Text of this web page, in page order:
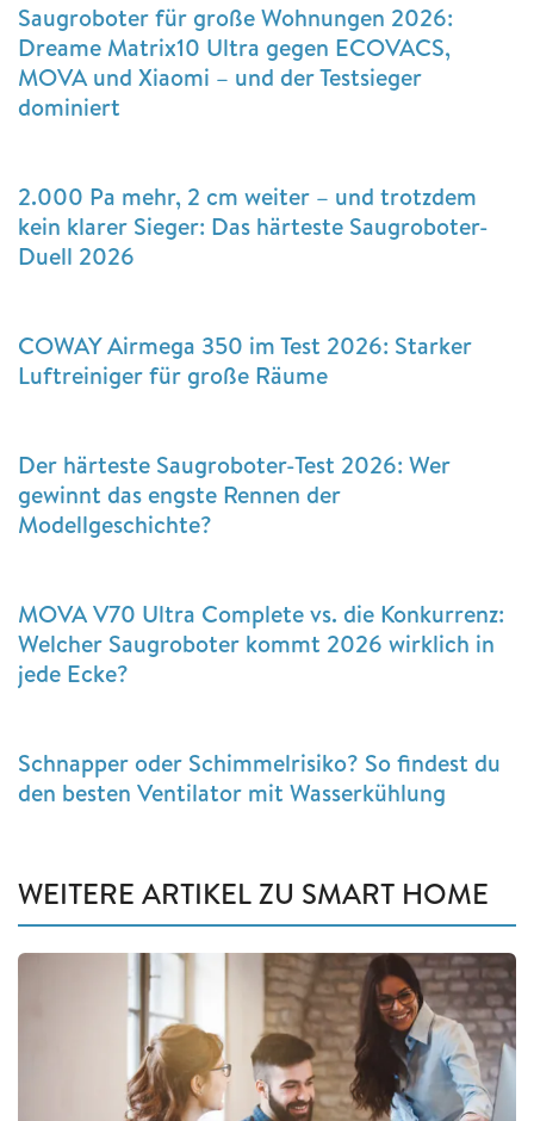
Saugroboter für große Wohnungen 2026:
Dreame Matrix10 Ultra gegen ECOVACS,
MOVA und Xiaomi – und der Testsieger
dominiert
2.000 Pa mehr, 2 cm weiter – und trotzdem
kein klarer Sieger: Das härteste Saugroboter-
Duell 2026
COWAY Airmega 350 im Test 2026: Starker
Luftreiniger für große Räume
Der härteste Saugroboter-Test 2026: Wer
gewinnt das engste Rennen der
Modellgeschichte?
MOVA V70 Ultra Complete vs. die Konkurrenz:
Welcher Saugroboter kommt 2026 wirklich in
jede Ecke?
Schnapper oder Schimmelrisiko? So findest du
den besten Ventilator mit Wasserkühlung
WEITERE ARTIKEL ZU SMART HOME